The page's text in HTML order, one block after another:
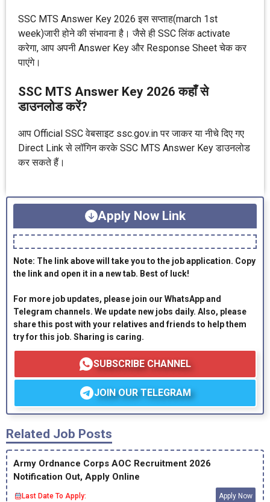
SSC MTS Answer Key 2026 इस सप्ताह(march 1st
week)जारी होने की संभावना है। जैसे ही SSC लिंक activate
करेगा, आप अपनी Answer Key और Response Sheet चेक कर
पाएंगे।
SSC MTS Answer Key 2026 कहाँ से
डाउनलोड करें?
आप Official SSC वेबसाइट ssc.gov.in पर जाकर या नीचे दिए गए
Direct Link से लॉगिन करके SSC MTS Answer Key डाउनलोड
कर सकते हैं।
Apply Now Link
Note: The link above will take you to the job application. Copy
the link and open it in a new tab. Best of luck!
For more job updates, please join our WhatsApp and
Telegram channels. We update new jobs daily. Also, please
share this post with your relatives and friends to help them
try for this job. Sharing is caring.
SUBSCRIBE CHANNEL
JOIN OUR TELEGRAM
Related Job Posts
Army Ordnance Corps AOC Recruitment 2026
Notification Out, Apply Online
Last Date To Apply: Apply Now